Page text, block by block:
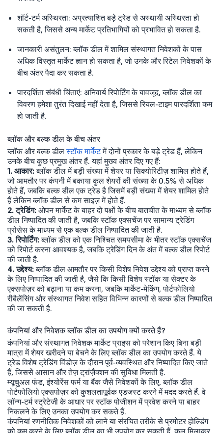
शॉर्ट-टर्म अस्थिरता: अप्रत्याशित बड़े ट्रेड से अस्थायी अस्थिरता हो
सकती है, जिससे अन्य मार्केट प्रतिभागियों को प्रभावित हो सकता है.
जानकारी असंतुलन: ब्लॉक डील में शामिल संस्थागत निवेशकों के पास
अधिक विस्तृत मार्केट ज्ञान हो सकता है, जो उनके और रिटेल निवेशकों के
बीच अंतर पैदा कर सकता है.
पारदर्शिता संबंधी चिंताएं: अनिवार्य रिपोर्टिंग के बावजूद, ब्लॉक डील का
विवरण हमेशा तुरंत दिखाई नहीं देता है, जिससे रियल-टाइम पारदर्शिता कम
हो जाती है.
ब्लॉक और बल्क डील के बीच अंतर
ब्लॉक और बल्क डीलस्टॉक मार्केटमें दोनों प्रकार के बड़े ट्रेड हैं, लेकिन
उनके बीच कुछ प्रमुख अंतर हैं. यहां मुख्य अंतर दिए गए हैं:
1. आकार:ब्लॉक डील में बड़ी संख्या में शेयर या सिक्योरिटीज़ शामिल होते हैं,
जो आमतौर पर कंपनी में बकाया कुल शेयरों की संख्या के 0.5% से अधिक
होते हैं, जबकि बल्क डील एक ट्रेड है जिसमें बड़ी संख्या में शेयर शामिल होते
हैं लेकिन ब्लॉक डील से कम साइज़ में होते हैं.
2. ट्रेडिंग: ओपन मार्केट के बाहर दो पक्षों के बीच बातचीत के माध्यम से ब्लॉक
डील निष्पादित की जाती है, जबकि स्टॉक एक्सचेंज पर सामान्य ट्रेडिंग
प्रोसेस के माध्यम से एक बल्क डील निष्पादित की जाती है.
3. रिपोर्टिंग:ब्लॉक डील को एक निश्चित समयसीमा के भीतर स्टॉक एक्सचेंज
को रिपोर्ट करना आवश्यक है, जबकि ट्रेडिंग दिन के अंत में बल्क डील रिपोर्ट
की जाती है.
4. उद्देश्य:ब्लॉक डील आमतौर पर किसी विशेष निवेश उद्देश्य को प्राप्त करने
के लिए निष्पादित की जाती है, जैसे कि किसी विशेष स्टॉक या सेक्टर के
एक्सपोज़र को बढ़ाना या कम करना, जबकि मार्केट-मेकिंग, पोर्टफोलियो
रीबैलेंसिंग और संस्थागत निवेश सहित विभिन्न कारणों से बल्क डील निष्पादित
की जा सकती है.
कंपनियां और निवेशक ब्लॉक डील का उपयोग क्यों करते हैं?
कंपनियां और संस्थागत निवेशक मार्केट प्राइस को परेशान किए बिना बड़ी
मात्रा में शेयर खरीदने या बेचने के लिए ब्लॉक डील का उपयोग करते हैं. ये
ट्रेड विशेष ट्रेडिंग विंडोज़ के दौरान पूर्व-व्यवस्थित और निष्पादित किए जाते
हैं, जिससे आसान और तेज़ ट्रांज़ैक्शन की सुविधा मिलती है.
म्यूचुअल फंड, इंश्योरेंस फर्म या बैंक जैसे निवेशकों के लिए, ब्लॉक डील
पोर्टफोलियो एक्सपोज़र को कुशलतापूर्वक एडजस्ट करने में मदद करते हैं. वे
लॉन्ग-टर्म स्ट्रेटेजी के आधार पर स्टॉक पोजीशन में प्रवेश करने या बाहर
निकलने के लिए उनका उपयोग कर सकते हैं.
कंपनियां रणनीतिक निवेशकों को लाने या संरचित तरीके से प्रमोटर होल्डिंग